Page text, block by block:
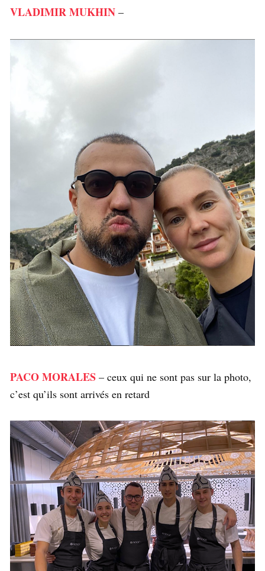
VLADIMIR MUKHIN –
PACO MORALES – ceux qui ne sont pas sur la photo,
c’est qu’ils sont arrivés en retard